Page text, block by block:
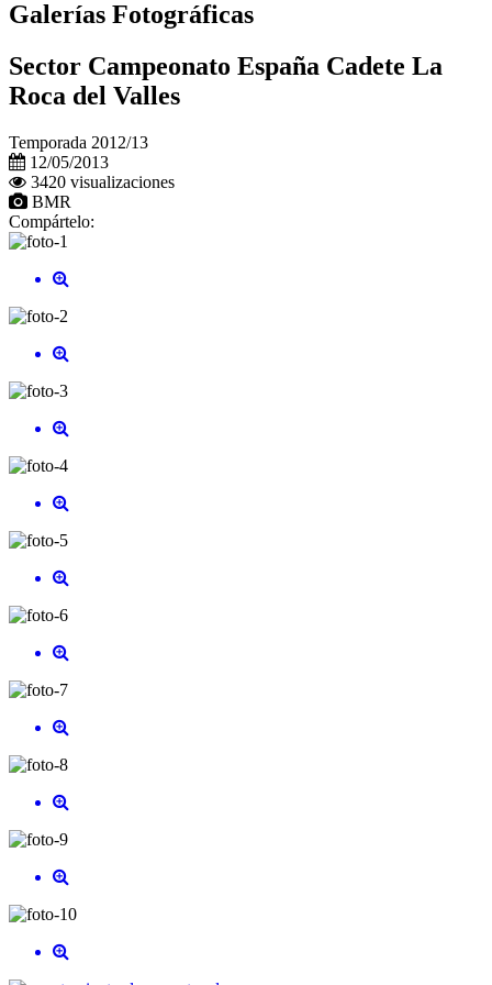
Galerías Fotográficas
Sector Campeonato España Cadete La
Roca del Valles
Temporada 2012/13
12/05/2013
3420 visualizaciones
BMR
Compártelo: